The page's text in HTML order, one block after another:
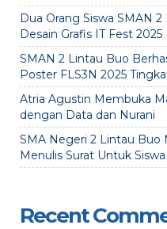
Dua Orang Siswa SMAN
Desain Grafis IT Fest 2025
SMAN 2 Lintau Buo
Poster FLS3N 2025
Atria Agustin Membuka
dengan Data dan Nurani
SMA Negeri 2 Lintau Buo
Menulis Surat Untuk
Recent